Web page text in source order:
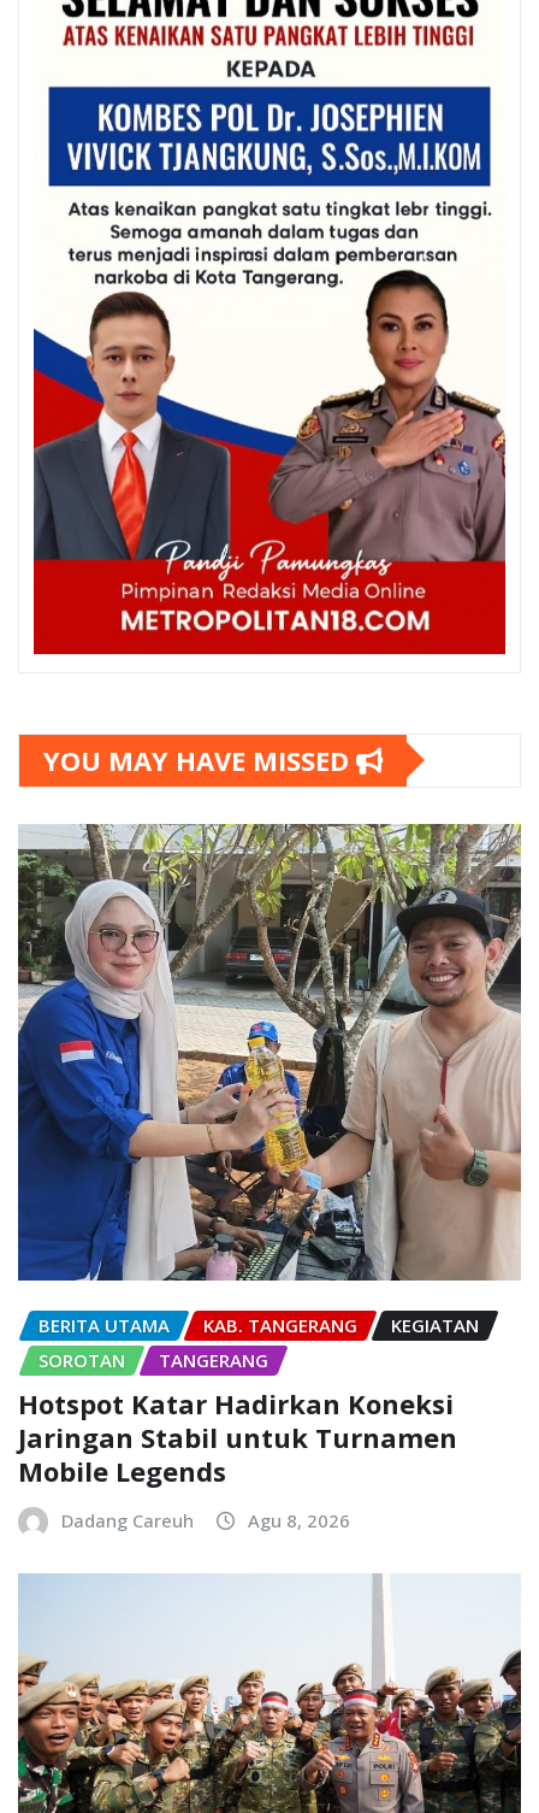
YOU MAY HAVE MISSED
BERITA UTAMA KAB. TANGERANG
KEGIATAN
SOROTAN
TANGERANG
Hotspot Katar Hadirkan Koneksi
Jaringan Stabil untuk Turnamen
Mobile Legends
Dadang Careuh Agu 8, 2026